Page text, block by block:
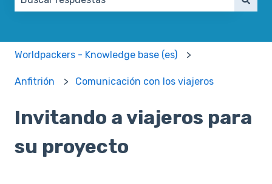
Worldpackers - Knowledge base (es)
Anfitrión Comunicación con los viajeros
Invitando a viajeros para
su proyecto